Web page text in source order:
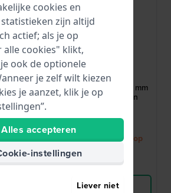
mm
band
op
Swatch
AYLG405G
YLG405G Last Run 17 mm
goud gecoate stalen
45,-
● Binnenkort weer op
Vergelijk
Bekijk Product
cookies en
zijn altijd
actief; als je op
alle cookies" klikt,
ook de optionele
je zelf wilt kiezen
je aanzet, klik je op
Alles accepteren
instellingen
Liever niet